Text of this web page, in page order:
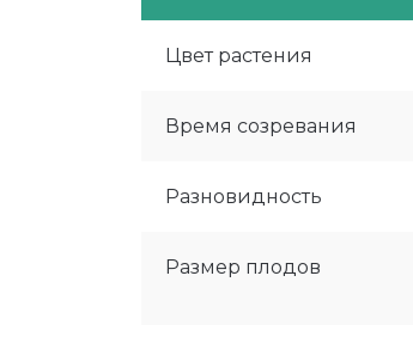
Цвет растения
Время созревания
Разновидность
Размер плодов